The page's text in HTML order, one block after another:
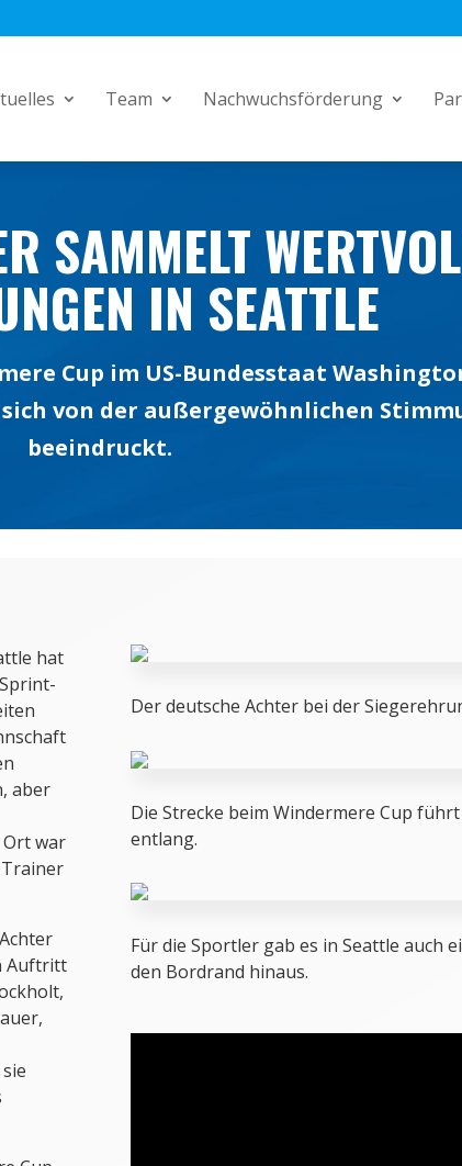
Team Nachwuchsförderung
SAMMELT
IN SEATTLE
Cup im US-Bundesstaat
von der außergewöhnlichen
beeindruckt.
hat
aber
Ort war
Auftritt
Der deutsche Achter bei der
Die Strecke beim Windermere Cup
entlang.
Für die Sportler gab es in Seattle auch
den Bordrand hinaus.